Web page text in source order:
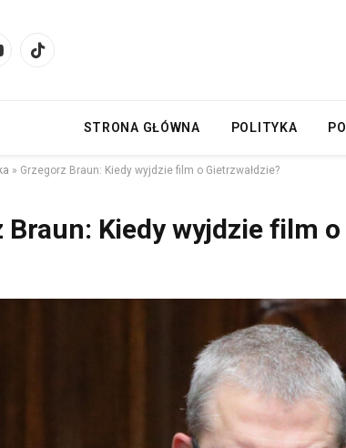
TikTok
STRONA GŁÓWNA POLITYKA
» Grzegorz Braun: Kiedy wyjdzie film o Gietrzwałdzie?
Braun: Kiedy wyjdzie film o